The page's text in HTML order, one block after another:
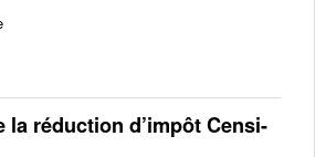
la réduction d’impôt Censi-